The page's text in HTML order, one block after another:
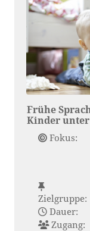
Frühe
Kinder unter
Fokus:
Zielgruppe:
Dauer:
Zugang: